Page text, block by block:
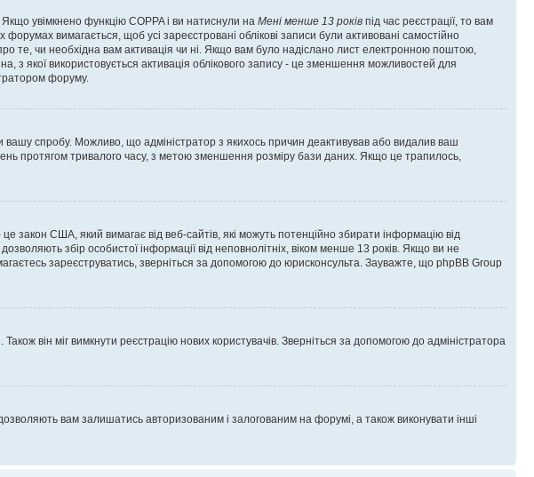
увімкнено функцію COPPA і ви натиснули на Мені менше 13 років під час реєстрації, то вам
вимагається, щоб усі зареєстровані облікові записи були активовані самостійно
те, чи необхідна вам активація чи ні. Якщо вам було надіслано лист електронною поштою,
якої використовується активація облікового запису - це зменшення можливостей для
форуму.
вашу спробу. Можливо, що адміністратор з якихось причин деактивував або видалив ваш
протягом тривалого часу, з метою зменшення розміру бази даних. Якщо це трапилось,
закон США, який вимагає від веб-сайтів, які можуть потенційно збирати інформацію від
збір особистої інформації від неповнолітніх, віком менше 13 років. Якщо ви не
зареєструватись, зверніться за допомогою до юрисконсульта. Зауважте, що phpBB Group
він міг вимкнути реєстрацію нових користувачів. Зверніться за допомогою до адміністратора
вам залишатись авторизованим і залогованим на форумі, а також виконувати інші